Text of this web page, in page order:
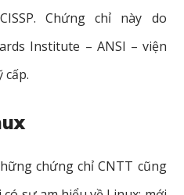
Chứng chỉ này do
Institute – ANSI – viện
cấp.
chứng chỉ CNTT cũng